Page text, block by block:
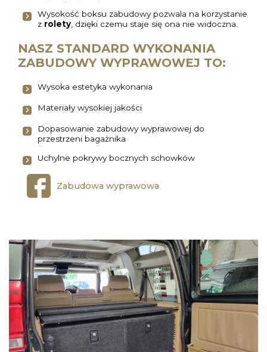
Wysokość boksu zabudowy pozwala na korzystanie
z rolety , dzięki czemu staje się ona nie widoczna.
NASZ STANDARD WYKONANIA
ZABUDOWY WYPRAWOWEJ TO:
Wysoka estetyka wykonania
Materiały wysokiej jakości
Dopasowanie zabudowy wyprawowej do
przestrzeni bagażnika
Uchylne pokrywy bocznych schowków
Zabudowa wyprawowa